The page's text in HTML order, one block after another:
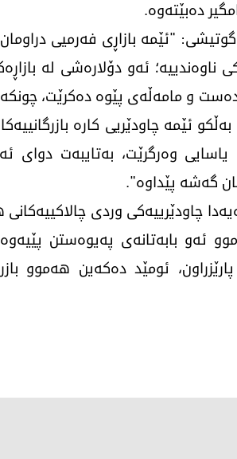
دەبێتەوە.
گوتیشی: "ئێمە بازاڕی فەرمیی
ئەو دۆلارەشی لە
و مامەڵەی پێوە دەکرێت،
ئێمە چاودێریی کارە
وەرگرێت، بەتایبەت دوای
گەشە پێداوە".
چاودێرییەکی وردی چالاکییەکانی
ئەو بابەتانەی پەیوەستن
ئومێد دەکەین هەموو